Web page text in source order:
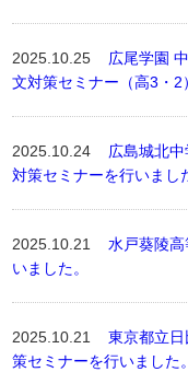
2025.10.25 広尾学園
文対策セミナー（高3・2
2025.10.24 広島城北
対策セミナーを行いまし
2025.10.21水戸葵陵
いました。
2025.10.21東京都立
策セミナーを行いました。